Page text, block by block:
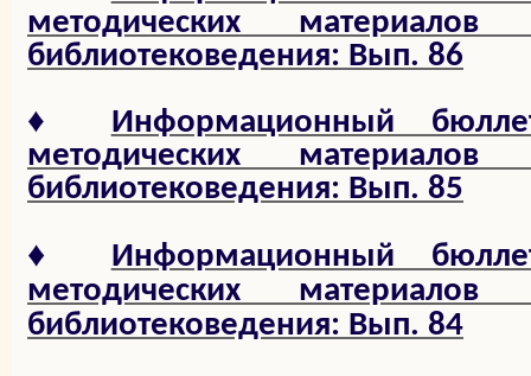
методических
библиотековедения: Вып. 86
♦ Информационный
методических
библиотековедения: Вып. 85
♦ Информационный
методических
библиотековедения: Вып. 84